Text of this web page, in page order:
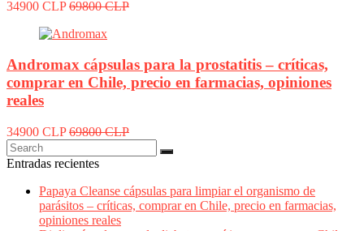
34900 CLP 69800 CLP
Andromax cápsulas para la prostatitis – críticas,
comprar en Chile, precio en farmacias, opiniones
reales
34900 CLP 69800 CLP
Entradas recientes
Papaya Cleanse cápsulas para limpiar el organismo de
parásitos – críticas, comprar en Chile, precio en farmacias,
opiniones reales